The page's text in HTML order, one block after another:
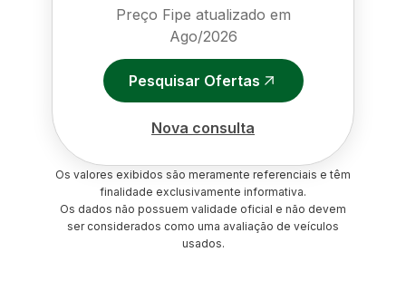
Preço Fipe atualizado em
Ago/2026
Pesquisar Ofertas
Nova consulta
Os valores exibidos são meramente referenciais e têm
finalidade exclusivamente informativa.
Os dados não possuem validade oficial e não devem
ser considerados como uma avaliação de veículos
usados.